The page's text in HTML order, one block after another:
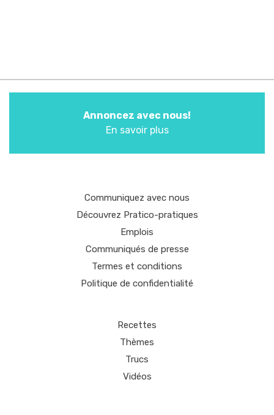
Annoncez avec nous!
En savoir plus
Communiquez avec nous
Découvrez Pratico-pratiques
Emplois
Communiqués de presse
Termes et conditions
Politique de confidentialité
Recettes
Thèmes
Trucs
Vidéos